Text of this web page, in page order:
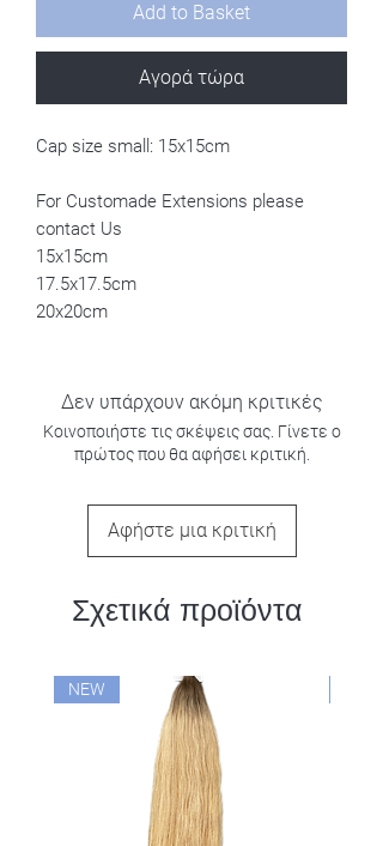
Add to Basket
Αγορά τώρα
Cap size small: 15x15cm
For Customade Extensions please
contact Us
15x15cm
17.5x17.5cm
20x20cm
Δεν υπάρχουν ακόμη κριτικές
Κοινοποιήστε τις σκέψεις σας. Γίνετε ο
πρώτος που θα αφήσει κριτική.
Αφήστε μια κριτική
Σχετικά προϊόντα
NEW